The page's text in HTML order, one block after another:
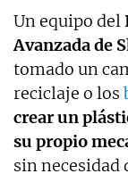
Un equipo del
Avanzada de
tomado un
reciclaje o los
crear un
su propio
sin